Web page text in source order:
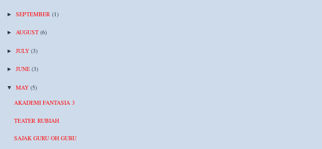
► SEPTEMBER (1)
► AUGUST (6)
► JULY (3)
► JUNE (3)
▼ MAY (5)
AKADEMI FANTASIA 3
TEATER RUBIAH
SAJAK GURU OH GURU